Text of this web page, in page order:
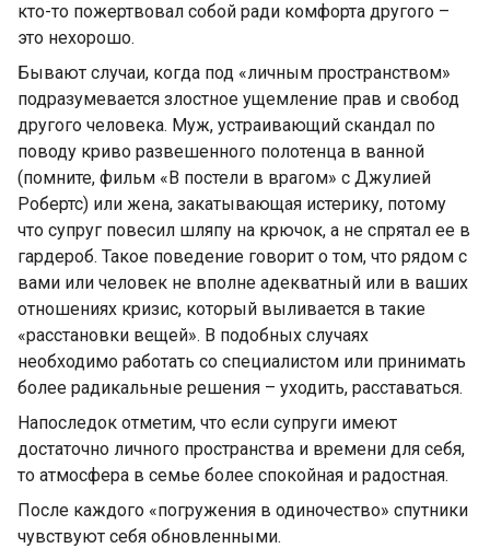
кто-то пожертвовал собой ради комфорта другого –
это нехорошо.
Бывают случаи, когда под «личным пространством»
подразумевается злостное ущемление прав и свобод
другого человека. Муж, устраивающий скандал по
поводу криво развешенного полотенца в ванной
(помните, фильм «В постели в врагом» с Джулией
Робертс) или жена, закатывающая истерику, потому
что супруг повесил шляпу на крючок, а не спрятал ее в
гардероб. Такое поведение говорит о том, что рядом с
вами или человек не вполне адекватный или в ваших
отношениях кризис, который выливается в такие
«расстановки вещей». В подобных случаях
необходимо работать со специалистом или принимать
более радикальные решения – уходить, расставаться.
Напоследок отметим, что если супруги имеют
достаточно личного пространства и времени для себя,
то атмосфера в семье более спокойная и радостная.
После каждого «погружения в одиночество» спутники
чувствуют себя обновленными.